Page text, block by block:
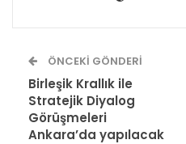
ÖNCEKI GÖNDERI
Birleşik Krallık ile
Stratejik Diyalog
Görüşmeleri
Ankara’da yapılacak